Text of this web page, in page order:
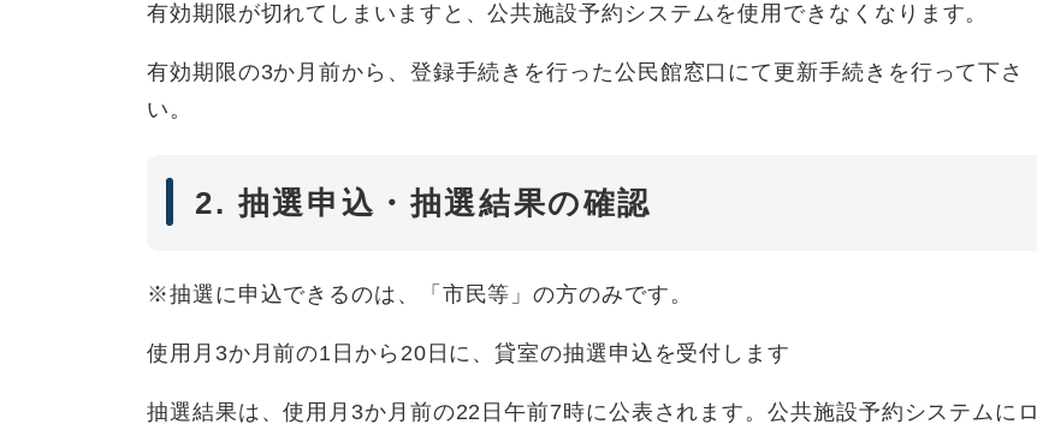
有効期限が切れてしまいますと、公共施設予約システムを使用できなくなります。
有効期限の3か月前から、登録手続きを行った公民館窓口にて更新手続きを行って下さ
い。
2. 抽選申込・抽選結果の確認
※抽選に申込できるのは、「市民等」の方のみです。
使用月3か月前の1日から20日に、貸室の抽選申込を受付します
抽選結果は、使用月3か月前の22日午前7時に公表されます。公共施設予約システムにロ